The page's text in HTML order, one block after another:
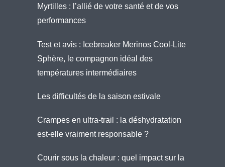
Myrtilles : l’allié de votre santé et de vos
performances
Test et avis : Icebreaker Merinos Cool-Lite
Sphère, le compagnon idéal des
températures intermédiaires
Les difficultés de la saison estivale
Crampes en ultra-trail : la déshydratation
est-elle vraiment responsable ?
Courir sous la chaleur : quel impact sur la